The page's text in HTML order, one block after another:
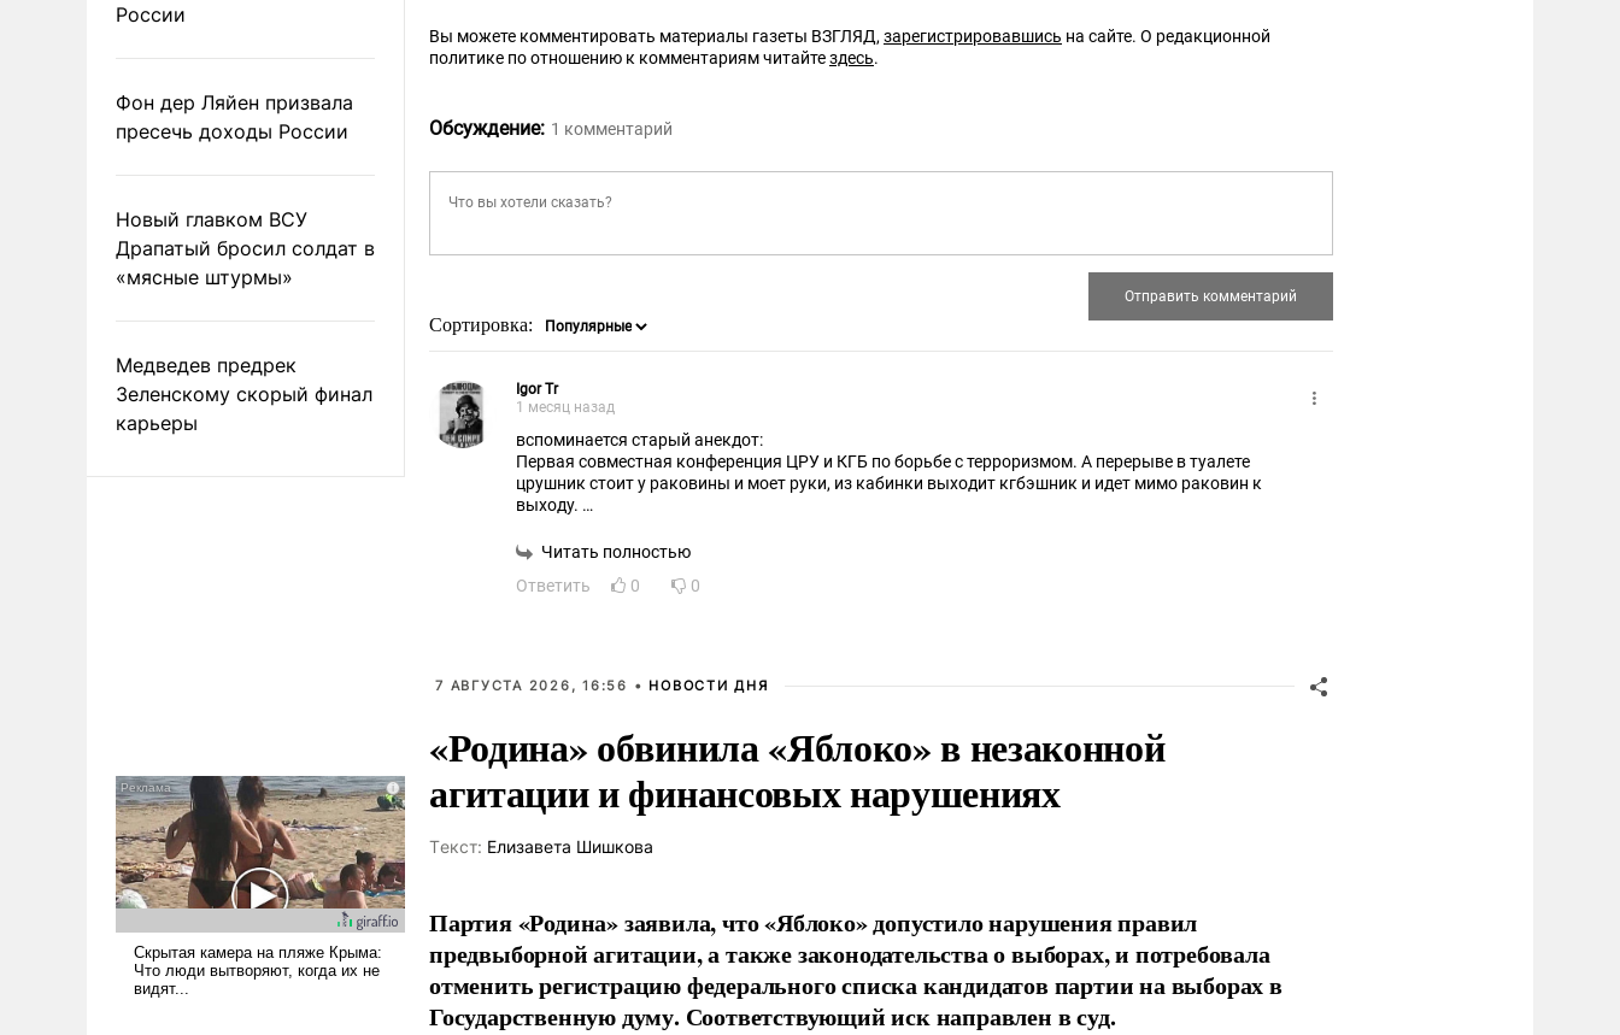
России
Фон дер Ляйен призвала
пресечь доходы России
Новый главком ВСУ
Драпатый бросил солдат в
«мясные штурмы»
Медведев предрек
Зеленскому скорый финал
карьеры
Вы можете комментировать материалы газеты ВЗГЛЯД, зарегистрировавшись на сайте. О редакционной
политике по отношению к комментариям читайтездесь.
Обсуждение: 1 комментарий
Сортировка:
Igor Tr
1 месяц назад
вспоминается старый анекдот:
Первая совместная конференция ЦРУ и КГБ по борьбе с терроризмом. А перерыве в туалете
црушник стоит у раковины и моет руки, из кабинки выходит кгбэшник и идет мимо раковин к
выходу.
Кгбэшник презрительно: а нас в КГБ учили не ccaть на руки...
Читать полностью
Ответить
0 0
7 АВГУСТА 2026, 16:56 • НОВОСТИ ДНЯ
«Родина» обвинила «Яблоко» в незаконной
агитации и финансовых нарушениях
Tекст: Елизавета Шишкова
Партия «Родина» заявила, что «Яблоко» допустило нарушения правил
предвыборной агитации, а также законодательства о выборах, и потребовала
отменить регистрацию федерального списка кандидатов партии на выборах в
Государственную думу. Соответствующий иск направлен в суд.